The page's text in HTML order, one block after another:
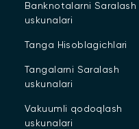
Banknotalarni Saralash
uskunalari
Tanga Hisoblagichlari
Tangalarni Saralash
uskunalari
Vakuumli qodoqlash
uskunalari